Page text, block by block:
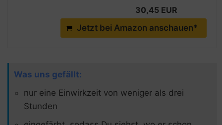
30,45 EUR
Jetzt bei Amazon anschauen*
Was uns gefällt:
nur eine Einwirkzeit von weniger als drei
Stunden